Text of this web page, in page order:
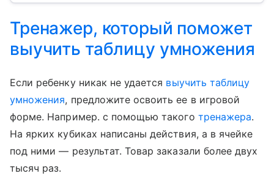
Тренажер, который поможет
выучить таблицу умножения
Если ребенку никак не удается выучить таблицу
умножения, предложите освоить ее в игровой
форме. Например. с помощью такого тренажера.
На ярких кубиках написаны действия, а в ячейке
под ними — результат. Товар заказали более двух
тысяч раз.